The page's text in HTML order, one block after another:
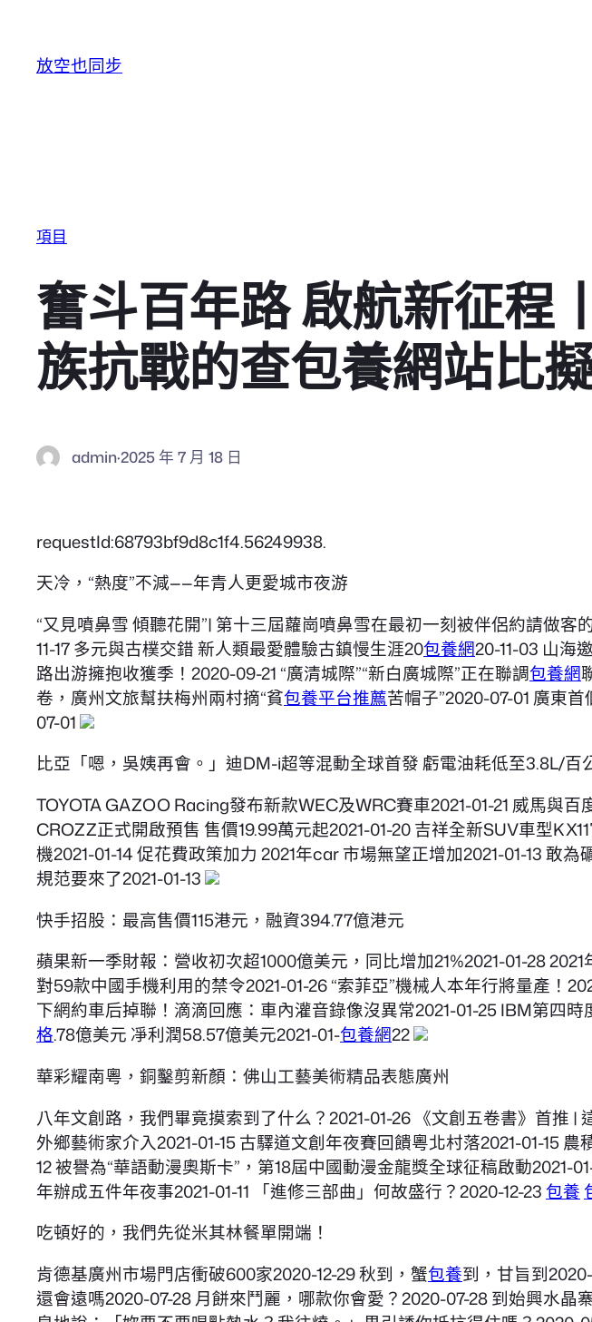
放空也同步
項目
奮斗百年路 啟航新征程
族抗戰的查包養網站比
admin·2025 年 7 月 18 日
requestId:68793bf9d8c1f4.56249938.
天冷，“熱度”不減——年青人更愛城市夜游
“又見噴鼻雪 傾聽花開”| 第十三屆蘿崗噴鼻雪在最初一刻被伴侶約請做
11-17 多元與古樸交錯 新人類最愛體驗古鎮慢生涯20包養網20-11-03 山海
路出游擁抱收獲季！2020-09-21 “廣清城際”“新白廣城際”正在聯調包養網
卷，廣州文旅幫扶梅州兩村摘“貧包養平台推薦苦帽子”2020-07-01 廣東
07-01
比亞「嗯，吳姨再會。」迪DM-i超等混動全球首發 虧電油耗低至3.8L/百
TOYOTA GAZOO Racing發布新款WEC及WRC賽車2021-01-21 威馬與
CROZZ正式開啟預售 售價19.99萬元起2021-01-20 吉祥全新SUV車型
機2021-01-14 促花費政策加力 2021年car 市場無望正增加2021-01-13 敢
規范要來了2021-01-13
快手招股：最高售價115港元，融資394.77億港元
蘋果新一季財報：營收初次超1000億美元，同比增加21%2021-01-28
對59款中國手機利用的禁令2021-01-26 “索菲亞”機械人本年行將量產！
下網約車后掉聯！滴滴回應：車內灌音錄像沒異常2021-01-25 IBM第四
格.78億美元 凈利潤58.57億美元2021-01-包養網22
華彩耀南粵，銅鑿剪新顏：佛山工藝美術精品表態廣州
八年文創路，我們畢竟摸索到了什么？2021-01-26 《文創五卷書》首推 |
外鄉藝術家介入2021-01-15 古驛道文創年夜賽回饋粵北村落2021-01-15
12 被譽為“華語動漫奧斯卡”，第18屆中國動漫金龍獎全球征稿啟動2021-
年辦成五件年夜事2021-01-11 「進修三部曲」何故盛行？2020-12-23包養
吃頓好的，我們先從米其林餐單開端！
肯德基廣州市場門店衝破600家2020-12-29 秋到，蟹包養到，甘旨到
還會遠嗎2020-07-28 月餅來鬥麗，哪款你會愛？2020-07-28 到始興水